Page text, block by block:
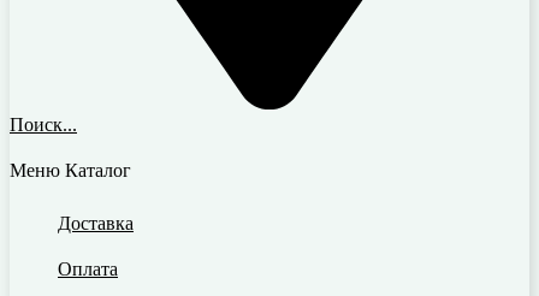
Поиск...
Меню Каталог
Доставка
Оплата